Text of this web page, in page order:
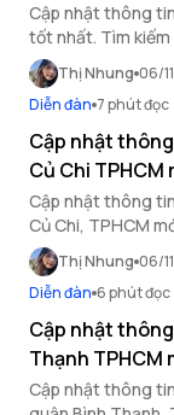
Cập nhật thông
tốt nhất. Tìm kiếm
TPHCM. Xem
Thị Nhung 06/
Diễn đàn 7 phút đọc
Cập nhật
Củ Chi TPHCM
Cập nhật thông
Củ Chi, TPHCM
Thị Nhung 06/
Diễn đàn 6 phút đọc
Cập nhật
Thạnh TPHCM
Cập nhật thông